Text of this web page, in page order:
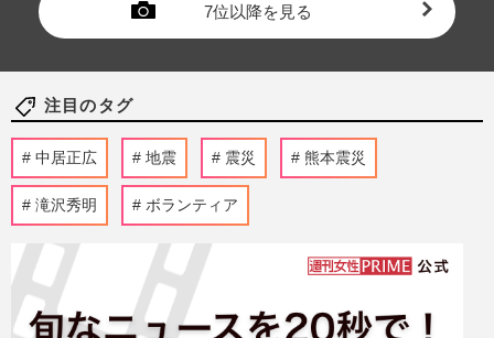
7位以降を見る
注目のタグ
中居正広 地震 震災 熊本震災
滝沢秀明 ボランティア